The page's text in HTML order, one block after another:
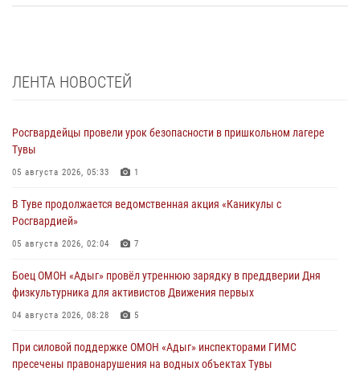
ЛЕНТА НОВОСТЕЙ
Росгвардейцы провели урок безопасности в пришкольном лагере
Тувы
05 августа 2026, 05:33 1
В Туве продолжается ведомственная акция «Каникулы с
Росгвардией»
05 августа 2026, 02:04 7
Боец ОМОН «Адыг» провёл утреннюю зарядку в преддверии Дня
физкультурника для активистов Движения первых
04 августа 2026, 08:28 5
При силовой поддержке ОМОН «Адыг» инспекторами ГИМС
пресечены правонарушения на водных объектах Тувы